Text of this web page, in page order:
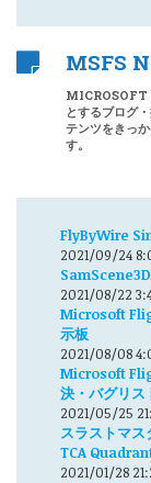
MSFS
とするブログ
テンツをきっ
す。
FlyByWire
2021/09/24
2021/08/22
Microsoft
示板
2021/08/08
Microsoft
決・バグリス
2021/05/25
スラストマ
TCA
2021/01/28